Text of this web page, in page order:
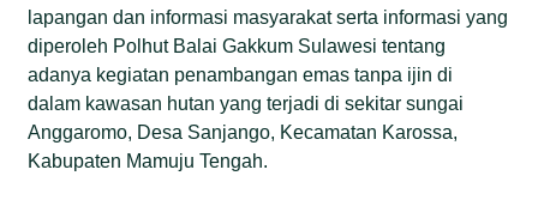
lapangan dan informasi masyarakat serta informasi yang
diperoleh Polhut Balai Gakkum Sulawesi tentang
adanya kegiatan penambangan emas tanpa ijin di
dalam kawasan hutan yang terjadi di sekitar sungai
Anggaromo, Desa Sanjango, Kecamatan Karossa,
Kabupaten Mamuju Tengah.